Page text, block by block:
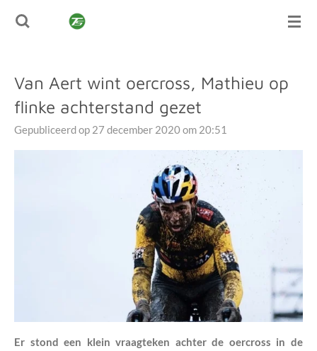
Ga
hoofdinhoud
Van Aert wint oercross, Mathieu op
flinke achterstand gezet
Gepubliceerd op 27 december 2020 om 20:51
Er stond een klein vraagteken achter de oercross in de